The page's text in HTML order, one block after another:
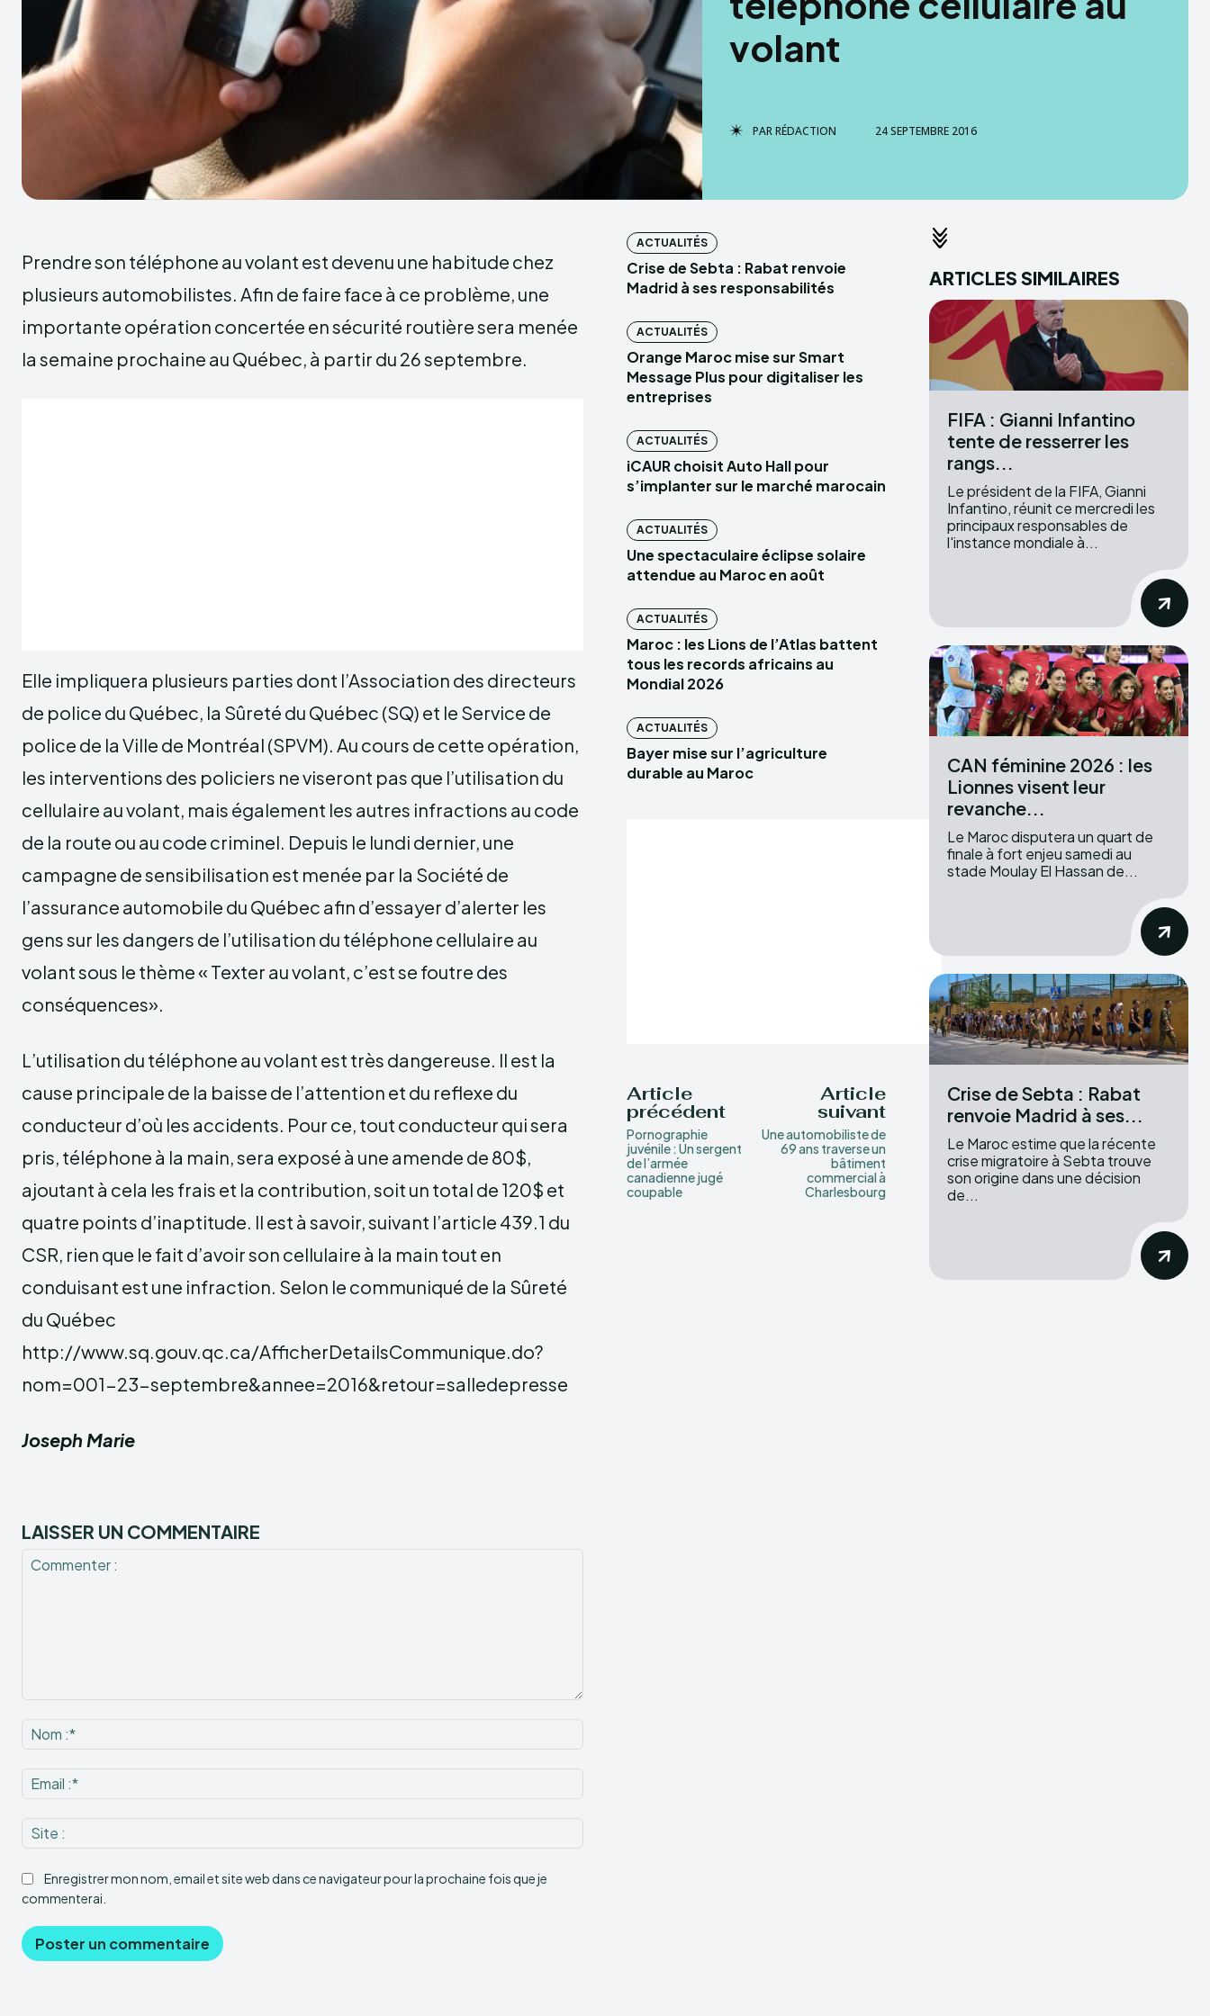
volant
PARRÉDACTION 24 SEPTEMBRE 2016
Prendre son téléphone au volant est devenu une habitude chez
plusieurs automobilistes. Afin de faire face à ce problème, une
importante opération concertée en sécurité routière sera menée
la semaine prochaine au Québec, à partir du 26 septembre.
Elle impliquera plusieurs parties dont l’Association des directeurs
de police du Québec, la Sûreté du Québec (SQ) et le Service de
police de la Ville de Montréal (SPVM). Au cours de cette opération,
les interventions des policiers ne viseront pas que l’utilisation du
cellulaire au volant, mais également les autres infractions au code
de la route ou au code criminel. Depuis le lundi dernier, une
campagne de sensibilisation est menée par la Société de
l’assurance automobile du Québec afin d’essayer d’alerter les
gens sur les dangers de l’utilisation du téléphone cellulaire au
volant sous le thème « Texter au volant, c’est se foutre des
conséquences».
L’utilisation du téléphone au volant est très dangereuse. Il est la
cause principale de la baisse de l’attention et du reflexe du
conducteur d’où les accidents. Pour ce, tout conducteur qui sera
pris, téléphone à la main, sera exposé à une amende de 80$,
ajoutant à cela les frais et la contribution, soit un total de 120$ et
quatre points d’inaptitude. Il est à savoir, suivant l’article 439.1 du
CSR, rien que le fait d’avoir son cellulaire à la main tout en
conduisant est une infraction. Selon le communiqué de la Sûreté
du Québec
http://www.sq.gouv.qc.ca/AfficherDetailsCommunique.do?
nom=001-23-septembre&annee=2016&retour=salledepresse
Joseph Marie
LAISSER UN COMMENTAIRE
:*
:*
:
Enregistrer mon nom, email et site web dans ce navigateur pour la prochaine fois que je
commenterai.
ACTUALITÉS
Crise de Sebta : Rabat renvoie
Madrid à ses responsabilités
ACTUALITÉS
Orange Maroc mise sur Smart
Message Plus pour digitaliser les
entreprises
ACTUALITÉS
iCAUR choisit Auto Hall pour
s’implanter sur le marché marocain
ACTUALITÉS
Une spectaculaire éclipse solaire
attendue au Maroc en août
ACTUALITÉS
Maroc : les Lions de l’Atlas battent
tous les records africains au
Mondial 2026
ACTUALITÉS
Bayer mise sur l’agriculture
durable au Maroc
Article
précédent
Pornographie
juvénile : Un sergent
de l’armée
canadienne jugé
coupable
Article
suivant
Une automobiliste de
69 ans traverse un
bâtiment
commercial à
Charlesbourg
ARTICLES SIMILAIRES
FIFA : Gianni Infantino
tente de resserrer les
rangs...
Le président de la FIFA, Gianni
Infantino, réunit ce mercredi les
principaux responsables de
l'instance mondiale à...
CAN féminine 2026 : les
Lionnes visent leur
revanche...
Le Maroc disputera un quart de
finale à fort enjeu samedi au
stade Moulay El Hassan de...
Crise de Sebta : Rabat
renvoie Madrid à ses...
Le Maroc estime que la récente
crise migratoire à Sebta trouve
son origine dans une décision
de...